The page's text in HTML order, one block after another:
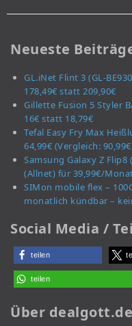
Neueste
GL.iNet Flint 3 (GL-
178,49€ statt 209,90€
Gillette Fusion 5 Styler
16€ statt 18,79€
Tefal Easy Fry Max
64,99€ (Vergleich:
Samsung Galaxy Z
(Allnet) für 39,99€/
SIMon mobile flex –
monatlich kündbar –
Social Media /
teilen
teilen
Über dealgott.de